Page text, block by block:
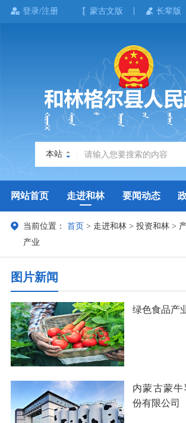
登录/注册 蒙古文版 长辈版
本站
网站首页 走进和林 要闻动态
政务服务 政民互动 政府数据
当前位置：首页 > 走进和林 >投资和林 >
产业
图片新闻
绿色食品产
内蒙古蒙
份有限公司